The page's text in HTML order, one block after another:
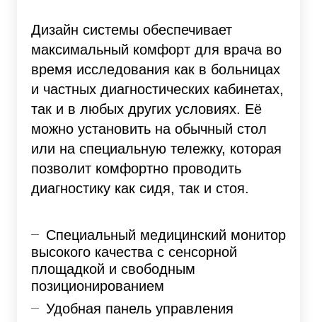
Дизайн системы обеспечивает
максимальный комфорт для врача во
время исследования как в больницах
и частных диагностических кабинетах,
так и в любых других условиях. Её
можно установить на обычный стол
или на специальную тележку, которая
позволит комфортно проводить
диагностику как сидя, так и стоя.
Специальный медицинский монитор
высокого качества с сенсорной
площадкой и свободным
позиционированием
Удобная панель управления